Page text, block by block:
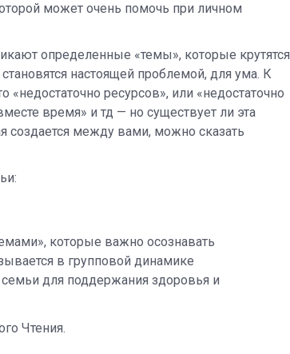
может очень помочь при личном
определенные «темы», которые крутятся
настоящей проблемой, для ума. К
ресурсов», или «недостаточно
время» и тд — но существует ли эта
создается между вами, можно сказать
которые важно осознавать
в групповой динамике
для поддержания здоровья и
Чтения.